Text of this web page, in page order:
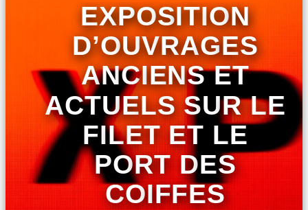
EXPOSITION
D’OUVRAGES
ANCIENS ET
ACTUELS SUR LE
FILET ET LE
PORT DES
COIFFES